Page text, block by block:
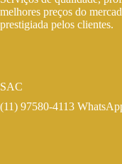
melhores preços do
prestigiada pelos clientes.
SAC
(11) 97580-4113